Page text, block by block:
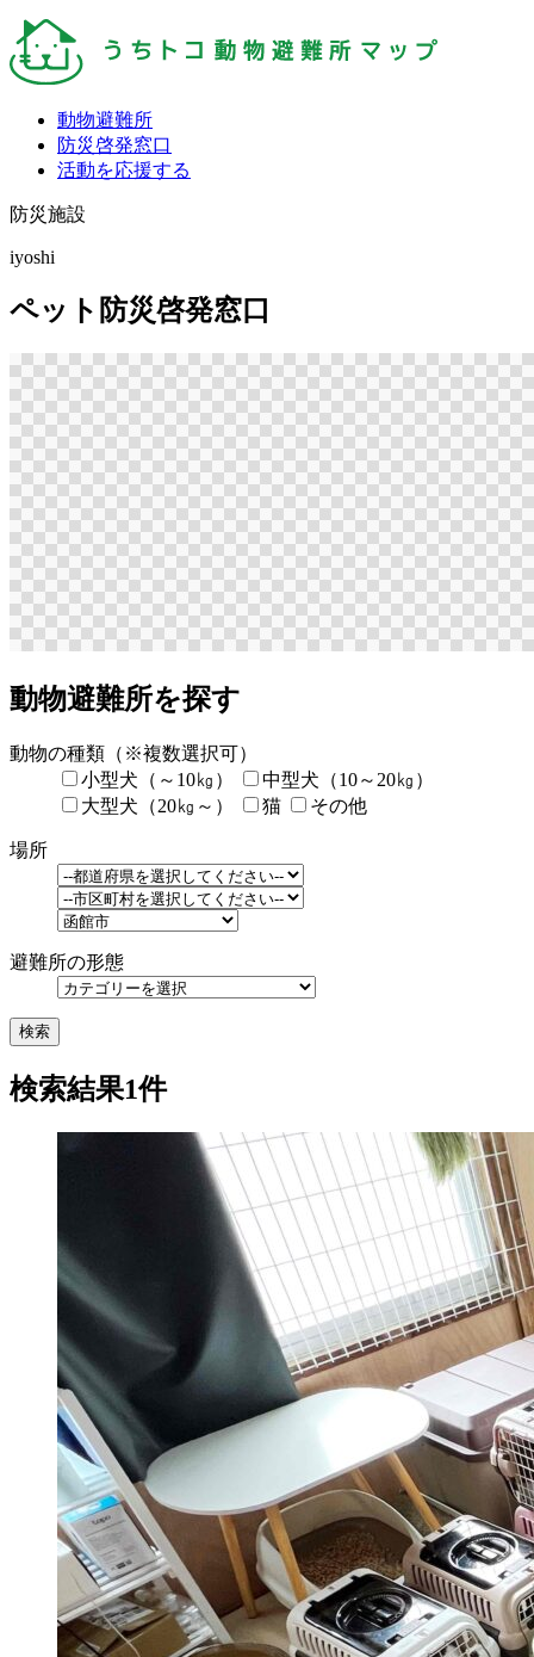
動物避難所
防災啓発窓口
活動を応援する
防災施設
iyoshi
ペット防災啓発窓口
動物避難所を探す
動物の種類 （※複数選択可）
小型犬（～10㎏）
中型犬（10～20㎏）
大型犬（20㎏～）
猫 その他
場所
避難所の形態
検索
検索結果1件